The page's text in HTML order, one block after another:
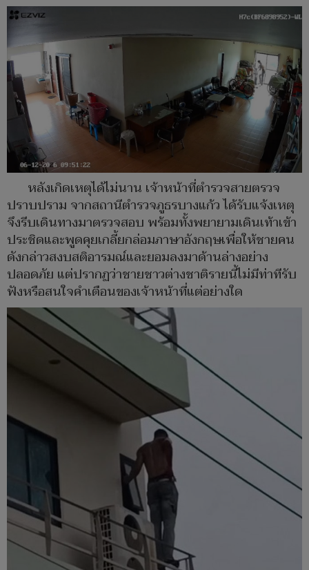
หลังเกิดเหตุได้ไม่นาน เจ้าหน้าที่ตำรวจสายตรวจ
ปราบปราม จากสถานีตำรวจภูธรบางแก้ว ได้รับแจ้งเหตุ
จึงรีบเดินทางมาตรวจสอบ พร้อมทั้งพยายามเดินเท้าเข้า
ประชิดและพูดคุยเกลี้ยกล่อมภาษาอังกฤษเพื่อให้ชายคน
ดังกล่าวสงบสติอารมณ์และยอมลงมาด้านล่างอย่าง
ปลอดภัย แต่ปรากฏว่าชายชาวต่างชาติรายนี้ไม่มีท่าทีรับ
ฟังหรือสนใจคำเตือนของเจ้าหน้าที่แต่อย่างใด